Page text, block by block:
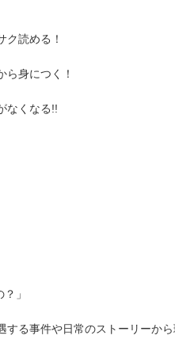
読める！
身につく！
なくなる!!
」
る事件や日常のストーリーから